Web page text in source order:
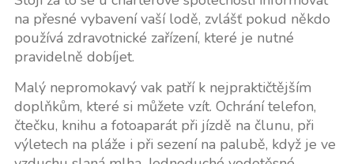
na přesné vybavení vaší lodě, zvlášť pokud někdo
používá zdravotnické zařízení, které je nutné
pravidelně dobíjet.
Malý nepromokavý vak patří k nejpraktičtějším
doplňkům, které si můžete vzít. Ochrání telefon,
čtečku, knihu a fotoaparát při jízdě na člunu, při
výletech na pláže i při sezení na palubě, když je ve